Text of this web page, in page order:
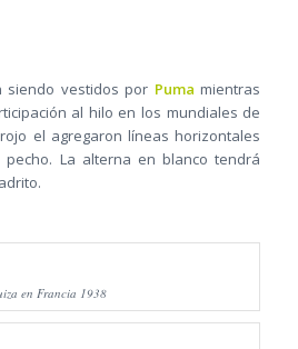
siendo vestidos por Puma mientras
al hilo en los mundiales de
el agregaron líneas horizontales
La alterna en blanco tendrá
en Francia 1938